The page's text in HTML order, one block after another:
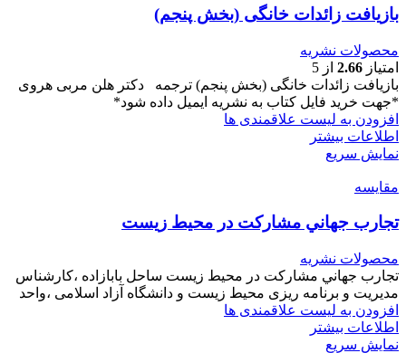
‌بازیافت زائدات خانگی (بخش پنجم)
محصولات نشریه
امتیاز 2.66 از 5
‌بازیافت زائدات خانگی (بخش پنجم) ترجمه دکتر هلن مربی هروی
*جهت خرید فایل کتاب به نشریه ایمیل داده شود*
افزودن به لیست علاقمندی ها
اطلاعات بیشتر
نمایش سریع
مقایسه
تجارب جهاني مشاركت در محيط زيست
محصولات نشریه
تجارب جهاني مشاركت در محيط زیست ساحل بابازاده ،کارشناس
مدیریت و برنامه ریزی محیط زیست و دانشگاه آزاد اسلامی ،واحد
افزودن به لیست علاقمندی ها
اطلاعات بیشتر
نمایش سریع